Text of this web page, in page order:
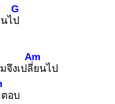
ไป
G
จึงเปลี่ย
Am
นไป
ตอบ